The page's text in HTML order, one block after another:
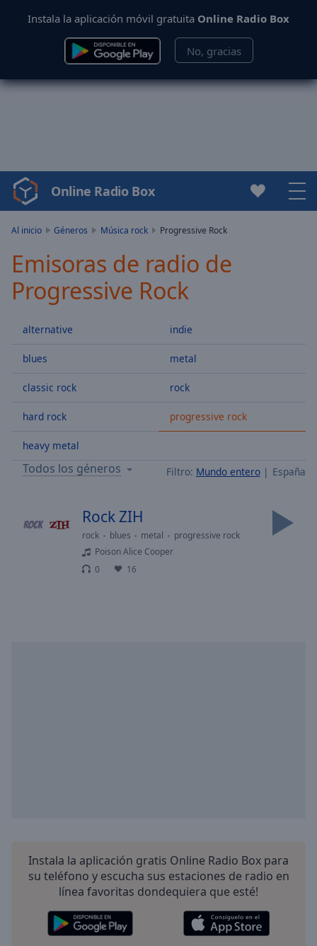
Instala la aplicación móvil gratuita Online Radio Box
No, gracias
Video
Player
Play
Video
Play
Skip
Mute
Time0:00
Duration-:-
0.00%
Stream
TypeLIVE
currently
behind
settings,
opens
subtitles
dialog
subtitles
Online Radio Box
Al inicio Géneros Música rock Progressive Rock
Emisoras de radio de
Progressive Rock
alternative
blues
classic rock
hard rock
heavy metal
indie
metal
rock
progressive rock
Filtro: Mundo entero España
Todos los géneros
Rock ZIH
rock blues metal
progressive rock
Poison Alice Cooper
0
16
Instala la aplicación gratis Online Radio Box para
su teléfono y escucha sus estaciones de radio en
línea favoritas dondequiera que esté!